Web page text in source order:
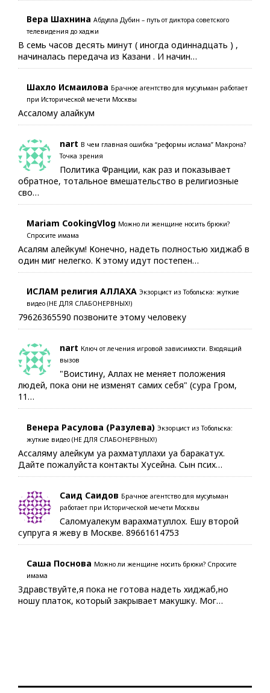
Вера Шахнина Абдулла Дубин – путь от диктора советского
телевидения до хаджи
В семь часов десять минут ( иногда одиннадцать ) ,
начиналась передача из Казани . И начин…
Шахло Исмаилова Брачное агентство для мусульман работает
при Исторической мечети Москвы
Ассалому алайкум
nart В чем главная ошибка “реформы ислама” Макрона?
Точка зрения
Политика Франции, как раз и показывает
обратное, тотальное вмешательство в религиозные
сво…
Mariam CookingVlog Можно ли женщине носить брюки?
Спросите имама
Асалям алейкум! Конечно, надеть полностью хиджаб в
один миг нелегко. К этому идут постепен…
ИСЛАМ религия АЛЛАХА Экзорцист из Тобольска: жуткие
видео (НЕ ДЛЯ СЛАБОНЕРВНЫХ!)
79626365590 позвоните этому человеку
nart Ключ от лечения игровой зависимости. Входящий
вызов
"Воистину, Аллах не меняет положения
людей, пока они не изменят самих себя" (сура Гром,
11…
Венера Расулова (Разулева) Экзорцист из Тобольска:
жуткие видео (НЕ ДЛЯ СЛАБОНЕРВНЫХ!)
Ассаляму алейкум уа рахматуллахи уа баракатух.
Дайте пожалуйста контакты Хусейна. Сын псих…
Саид Саидов Брачное агентство для мусульман
работает при Исторической мечети Москвы
Саломуалекум варахматуллох. Ешу второй
супруга я жеву в Москве. 89661614753
Саша Поснова Можно ли женщине носить брюки? Спросите
имама
Здравствуйте,я пока не готова надеть хиджаб,но
ношу платок, который закрывает макушку. Мог…